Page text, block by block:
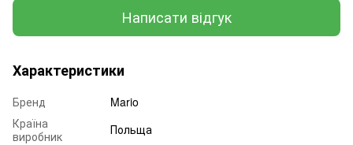
Написати відгук
Характеристики
Бренд
Mario
Країна
виробник
Польща